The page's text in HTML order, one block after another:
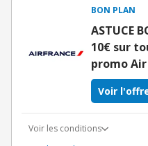
BON PLAN
ASTUCE
10€ sur
promo Air
Voir
Voir les conditions